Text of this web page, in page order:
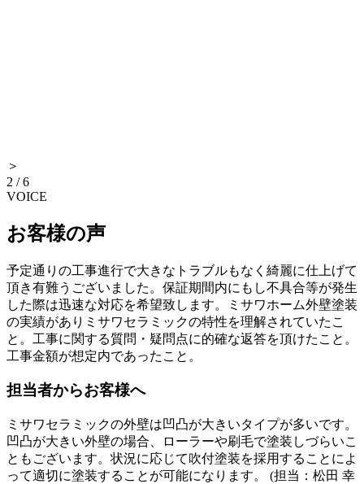
＞
2 /6
VOICE
お客様の声
予定通りの工事進行で大きなトラブルもなく綺麗に仕上げて
頂き有難うございました。保証期間内にもし不具合等が発生
した際は迅速な対応を希望致します。ミサワホーム外壁塗装
の実績がありミサワセラミックの特性を理解されていたこ
と。工事に関する質問・疑問点に的確な返答を頂けたこと。
工事金額が想定内であったこと。
担当者からお客様へ
ミサワセラミックの外壁は凹凸が大きいタイプが多いです。
凹凸が大きい外壁の場合、ローラーや刷毛で塗装しづらいこ
ともございます。状況に応じて吹付塗装を採用することによ
って適切に塗装することが可能になります。 (担当：松田 幸